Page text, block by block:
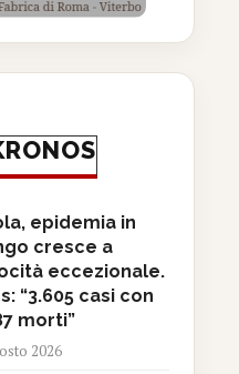
epidemia in
cresce a
eccezionale.
“3.605 casi con
morti”
2026